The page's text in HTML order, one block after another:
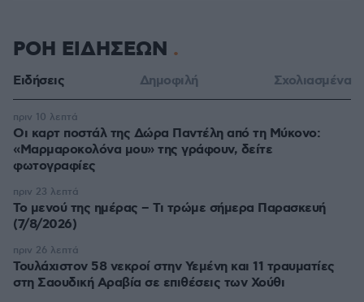
ΡΟΗ ΕΙΔΗΣΕΩΝ
Ειδήσεις Δημοφιλή Σχολιασμένα
Οι καρτ ποστάλ της Δώρα Παντέλη από τη Μύκονο:
«Μαρμαροκολόνα μου» της γράφουν, δείτε
φωτογραφίες
πριν 10 λεπτά
Το μενού της ημέρας – Τι τρώμε σήμερα Παρασκευή
(7/8/2026)
πριν 23 λεπτά
Τουλάχιστον 58 νεκροί στην Υεμένη και 11 τραυματίες
στη Σαουδική Αραβία σε επιθέσεις των Χούθι
πριν 26 λεπτά